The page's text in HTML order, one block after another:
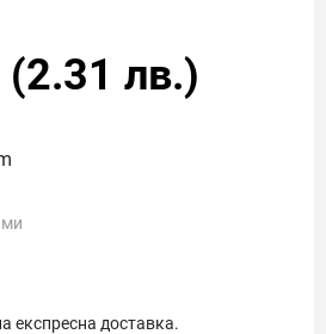
(2.31 лв.)
експресна доставка.